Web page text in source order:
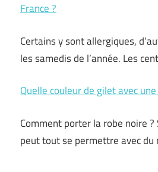
France ?
Certains y sont allergiques,
les samedis de l’année. Les
Quelle couleur de gilet avec
Comment porter la robe noire ?
peut tout se permettre avec du